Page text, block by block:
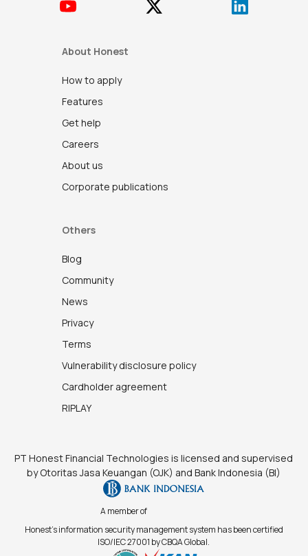
PT Honest Financial Technologies is licensed and supervised
by Otoritas Jasa Keuangan (OJK) and Bank Indonesia (BI)
A member of
Honest's information security management system has been certified
ISO/IEC 27001 by CBQA Global.
About Honest
How to apply
Features
Get help
Careers
About us
Corporate publications
Others
Blog
Community
News
Privacy
Terms
Vulnerability disclosure policy
Cardholder agreement
RIPLAY